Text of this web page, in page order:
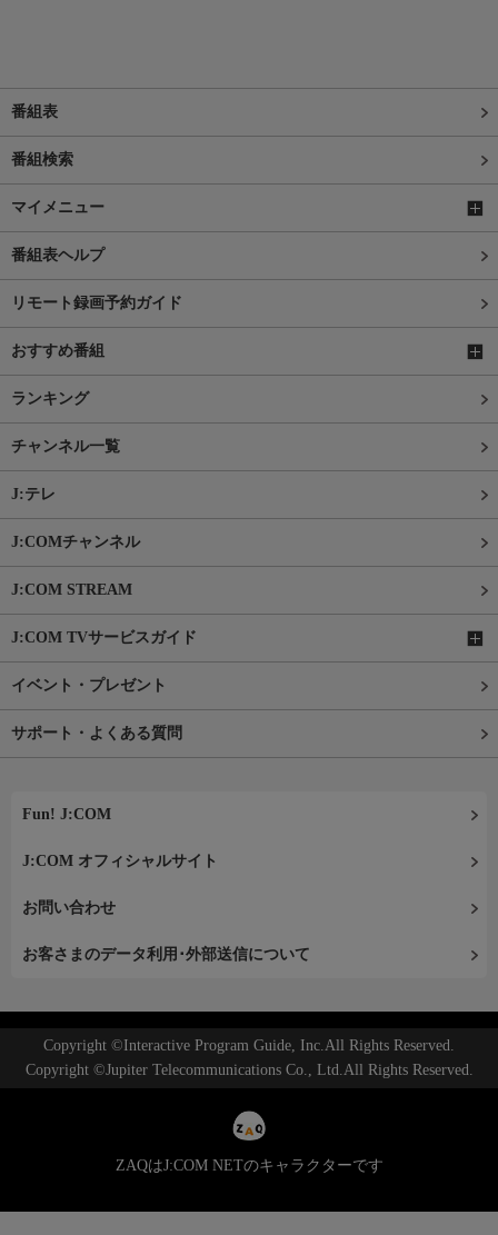
番組表
番組検索
マイメニュー
番組表ヘルプ
リモート録画予約ガイド
おすすめ番組
ランキング
チャンネル一覧
J:テレ
J:COMチャンネル
J:COM STREAM
J:COM TVサービスガイド
イベント・プレゼント
サポート・よくある質問
Fun! J:COM
J:COM オフィシャルサイト
お問い合わせ
お客さまのデータ利用･外部送信について
Copyright ©Interactive Program Guide, Inc.All Rights Reserved.
Copyright ©Jupiter Telecommunications Co., Ltd.All Rights Reserved.
ZAQはJ:COM NETのキャラクターです